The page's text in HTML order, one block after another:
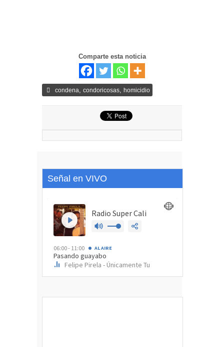
Comparte esta noticia
condena, condoricosas, homicidio
Señal en VIVO